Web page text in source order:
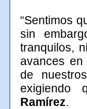
“Sentimos
sin
tranquilos,
avances
de
exigiendo
Ramírez.